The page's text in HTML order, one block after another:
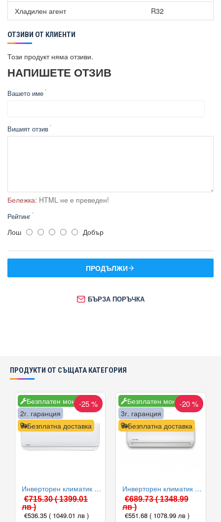
Хладилен агент R32
ОТЗИВИ ОТ КЛИЕНТИ
Този продукт няма отзиви.
НАПИШЕТЕ ОТЗИВ
Вашето име
Вишият отзив
Бележка: HTML не е преведен!
Рейтинг
Лош Добър
ПРОДЪЛЖИ
БЪРЗА ПОРЪЧКА
ПРОДУКТИ ОТ СЪЩАТА КАТЕГОРИЯ
Безплатен монтаж
Безплатна доставка
2г. гаранция
-25 %
Инверторен климатик Crown CIT-12FO62AS, 12 000 BTU, Клас A++
€715.30( 1399.01
лв )
€536.35 ( 1049.01 лв )
Безплатен монтаж
Безплатна доставка
3г. гаранция
-20 %
Инверторен климатик Alpin ASW-35ETE, Elite, WIFI, 12000 BTU, Клас А++
€689.73( 1348.99
лв )
€551.68 ( 1078.99 лв )